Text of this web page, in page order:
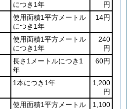
につき1年
円
使用面積1平方メートル
につき1年
14円
使用面積1平方メートル
につき1年
240
円
長さ1メートルにつき1
年
60円
1本につき1年
1,200
円
使用面積1平方メートル
1,100